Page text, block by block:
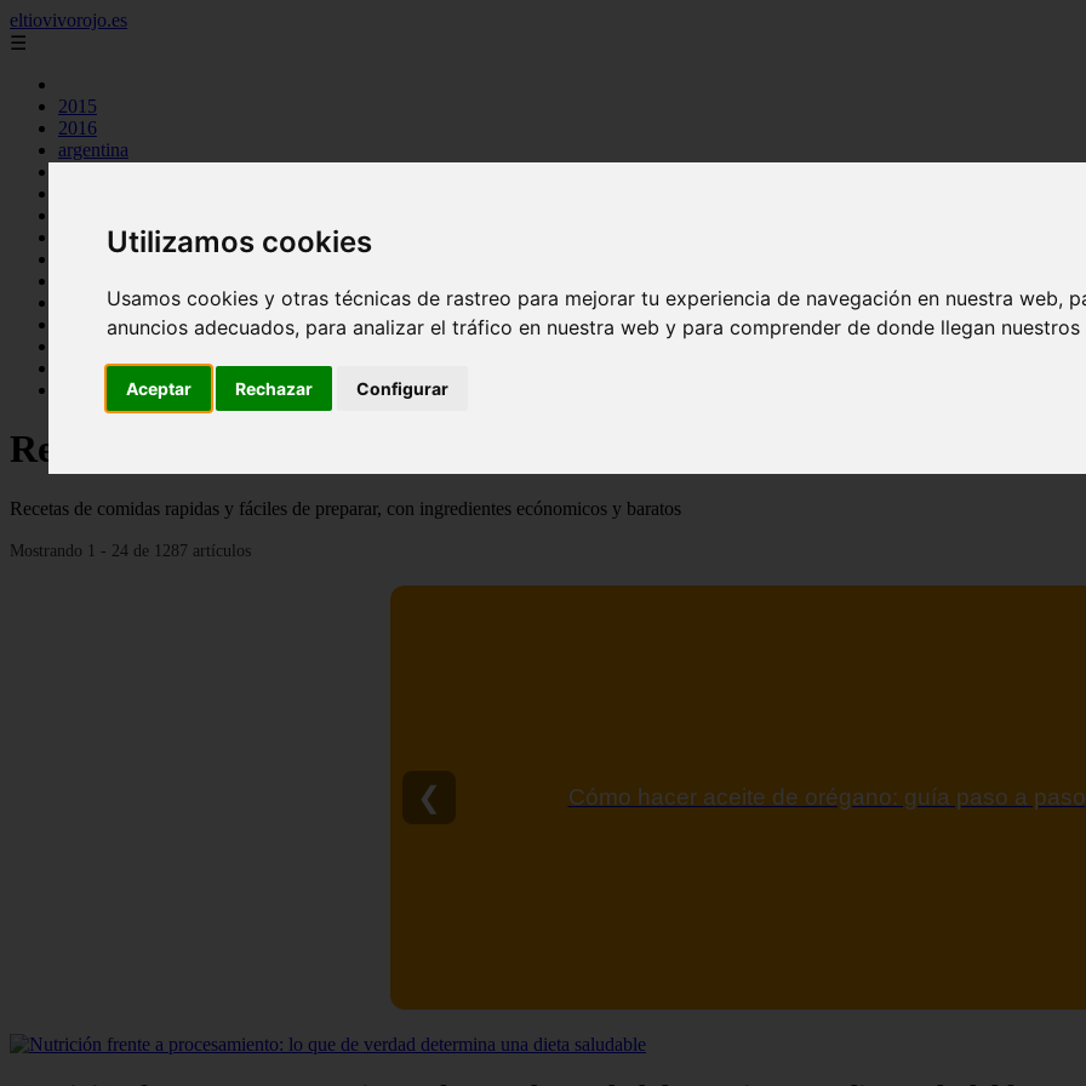
Utilizamos cookies
Usamos cookies y otras técnicas de rastreo para mejorar tu experiencia de navegación en nuestra web,
anuncios adecuados, para analizar el tráfico en nuestra web y para comprender de donde llegan nuestros
Aceptar Rechazar Configurar
eltiovivorojo.es
☰
2015
2016
argentina
huevos
mariscos
postres
producto
venezuela
Recetas faciles y rápidas
Recetas de comidas rapidas y fáciles de preparar, con ingredientes ecónomicos y baratos
Mostrando 1 - 24 de 1287 artículos
Contraindicaciones del espino amarillo: conocelas
❮